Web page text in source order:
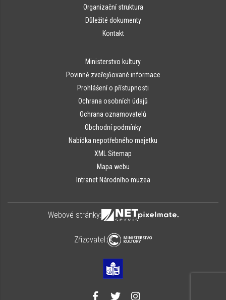
Organizační struktura
Důležité dokumenty
Kontakt
Ministerstvo kultury
Povinně zveřejňované informace
Prohlášení o přístupnosti
Ochrana osobních údajů
Ochrana oznamovatelů
Obchodní podmínky
Nabídka nepotřebného majetku
XML Sitemap
Mapa webu
Intranet Národního muzea
Webové stránky:
Zřizovatel: